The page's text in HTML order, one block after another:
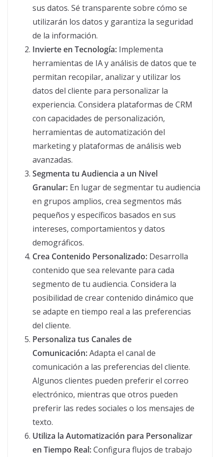
sus datos. Sé transparente sobre cómo se
utilizarán los datos y garantiza la seguridad
de la información.
Invierte en Tecnología: Implementa
herramientas de IA y análisis de datos que te
permitan recopilar, analizar y utilizar los
datos del cliente para personalizar la
experiencia. Considera plataformas de CRM
con capacidades de personalización,
herramientas de automatización del
marketing y plataformas de análisis web
avanzadas.
Segmenta tu Audiencia a un Nivel
Granular: En lugar de segmentar tu audiencia
en grupos amplios, crea segmentos más
pequeños y específicos basados en sus
intereses, comportamientos y datos
demográficos.
Crea Contenido Personalizado: Desarrolla
contenido que sea relevante para cada
segmento de tu audiencia. Considera la
posibilidad de crear contenido dinámico que
se adapte en tiempo real a las preferencias
del cliente.
Personaliza tus Canales de
Comunicación:Adapta el canal de
comunicación a las preferencias del cliente.
Algunos clientes pueden preferir el correo
electrónico, mientras que otros pueden
preferir las redes sociales o los mensajes de
texto.
Utiliza la Automatización para Personalizar
en Tiempo Real:Configura flujos de trabajo